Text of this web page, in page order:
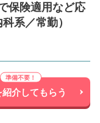
保険適用など応
系／常勤）
介してもらう